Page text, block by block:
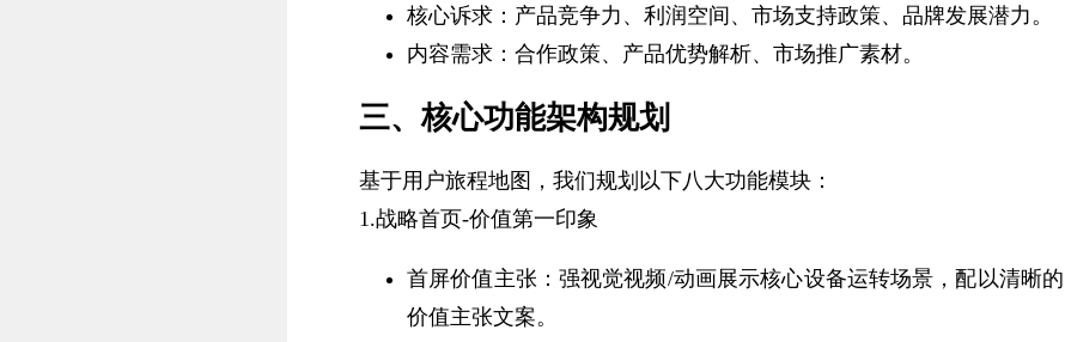
核心诉求：产品竞争力、利润空间、市场支持政策、品牌发展潜力。
内容需求：合作政策、产品优势解析、市场推广素材。
三、核心功能架构规划
基于用户旅程地图，我们规划以下八大功能模块：
1.战略首页-价值第一印象
首屏价值主张：强视觉视频/动画展示核心设备运转场景，配以清晰的
价值主张文案。